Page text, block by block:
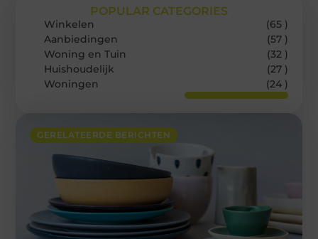
GERELATEERDE BERICHTEN
POPULAR CATEGORIES
Winkelen
(65 )
Aanbiedingen
(57 )
Woning en Tuin
(32 )
Huishoudelijk
(27 )
Woningen
(24 )